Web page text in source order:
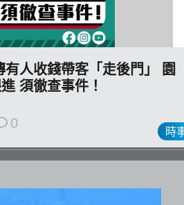
時
人收錢帶客「走後門」 園
須徹查事件！
0